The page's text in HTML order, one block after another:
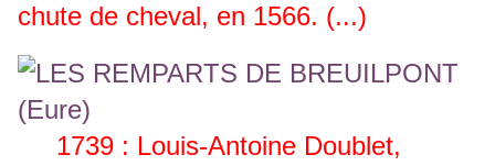
chute de cheval, en 1566. (...)
1739 : Louis-Antoine Doublet,